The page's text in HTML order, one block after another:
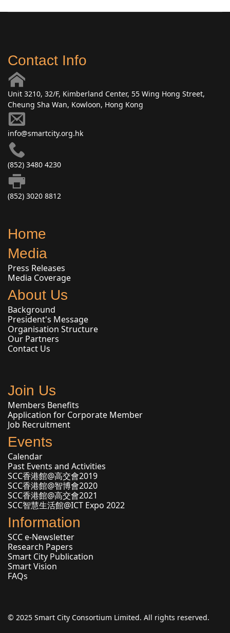
Contact Info
Unit 3210, 32/F, Kimberland Center, 55 Wing Hong Street,
Cheung Sha Wan, Kowloon, Hong Kong
info@smartcity.org.hk
(852) 3480 4230
(852) 3020 8812
Home
Media
Press Releases
Media Coverage
About Us
Background
President's Message
Organisation Structure
Our Partners
Contact Us
Join Us
Members Benefits
Application for Corporate Member
Job Recruitment
Events
Calendar
Past Events and Activities
SCC香港館@高交會2019
SCC香港館@智博會2020
SCC香港館@高交會2021
SCC智慧生活館@ICT Expo 2022
Information
SCC e-Newsletter
Research Papers
Smart City Publication
Smart Vision
FAQs
© 2025 Smart City Consortium Limited. All rights reserved.